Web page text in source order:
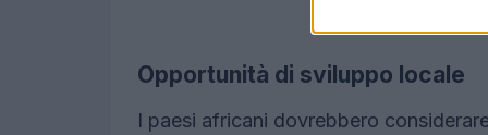
Opportunità di sviluppo locale
I paesi africani dovrebbero